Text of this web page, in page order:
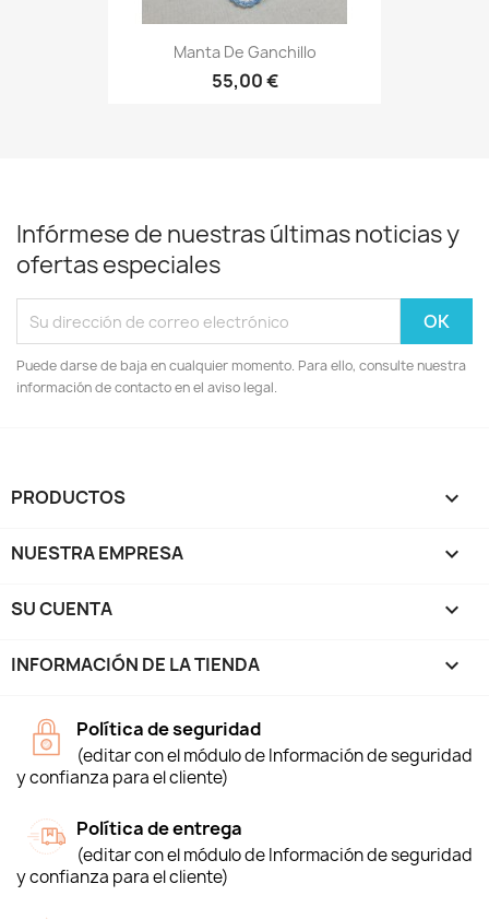
Manta De Ganchillo
55,00 €
Infórmese de nuestras últimas noticias y
ofertas especiales
Puede darse de baja en cualquier momento. Para ello, consulte nuestra
información de contacto en el aviso legal.
PRODUCTOS 
NUESTRA EMPRESA 
SU CUENTA 
INFORMACIÓN DE LA TIENDA keyboard_arrow_down
Política de seguridad
(editar con el módulo de Información de seguridad
y confianza para el cliente)
Política de entrega
(editar con el módulo de Información de seguridad
y confianza para el cliente)